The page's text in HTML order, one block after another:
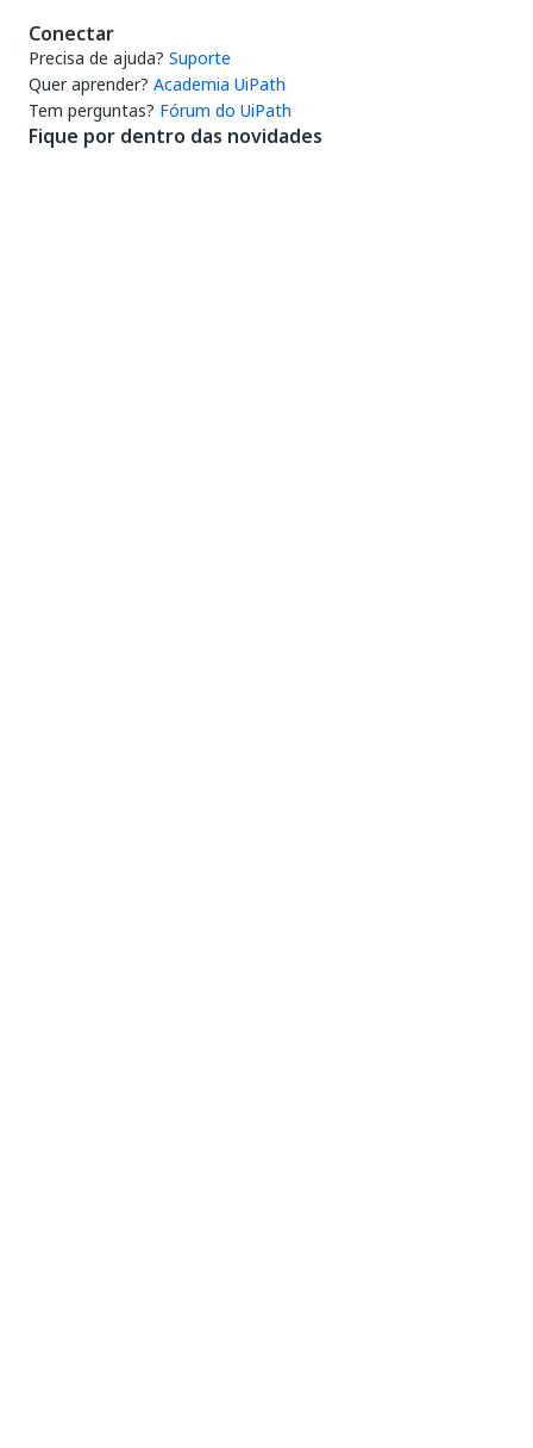
Conectar
Precisa de ajuda? Suporte
Quer aprender? Academia UiPath
Tem perguntas? Fórum do UiPath
Fique por dentro das novidades